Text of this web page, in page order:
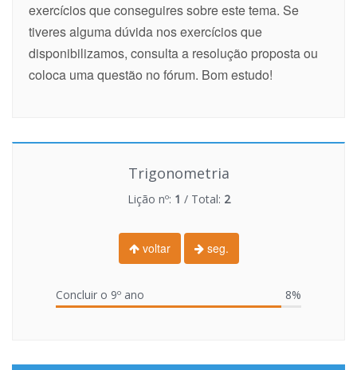
exercícios que conseguires sobre este tema. Se
tiveres alguma dúvida nos exercícios que
disponibilizamos, consulta a resolução proposta ou
coloca uma questão no fórum. Bom estudo!
Trigonometria
Lição nº: 1 / Total: 2
voltar seg.
Concluir o 9º ano 8%